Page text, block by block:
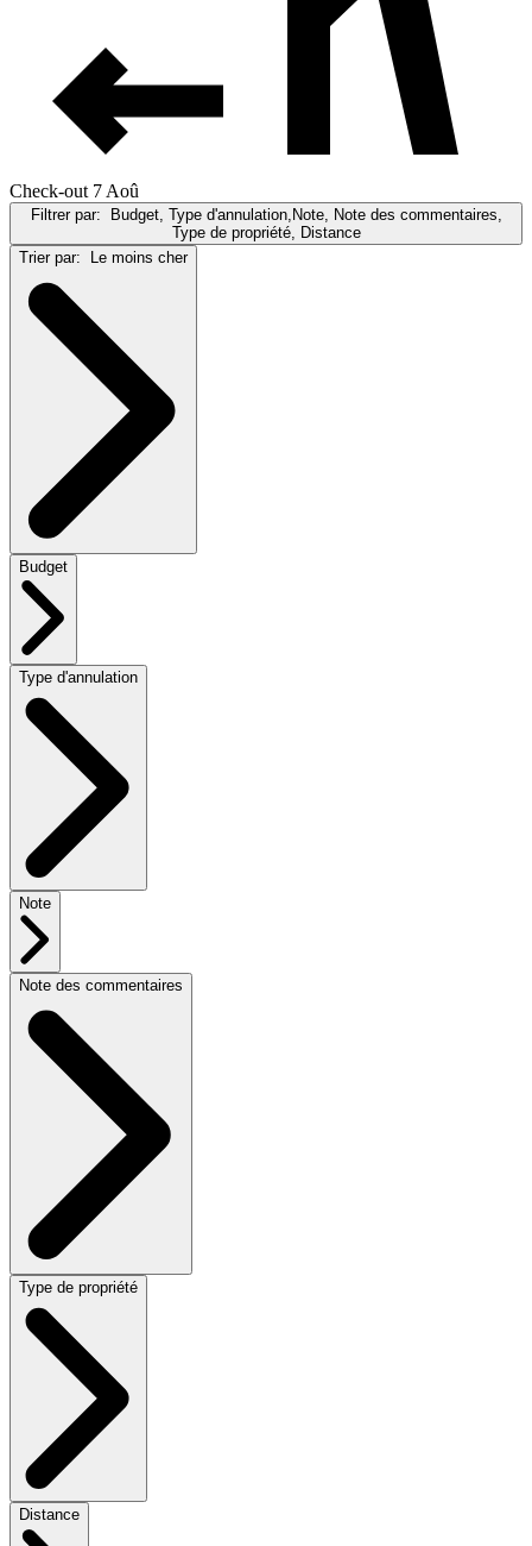
Check-out 7 Aoû
Filtrer par: Budget, Type d'annulation,Note, Note des commentaires,
Type de propriété, Distance
Trier par: Le moins cher
Budget
Type d'annulation
Note
Note des commentaires
Type de propriété
Distance